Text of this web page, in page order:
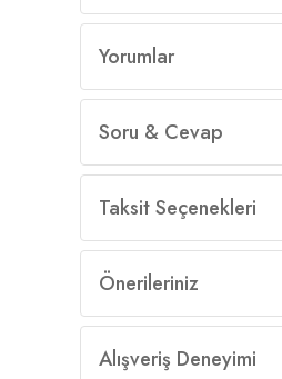
Yorumlar
Soru & Cevap
Taksit Seçenekleri
Önerileriniz
Alışveriş Deneyimi